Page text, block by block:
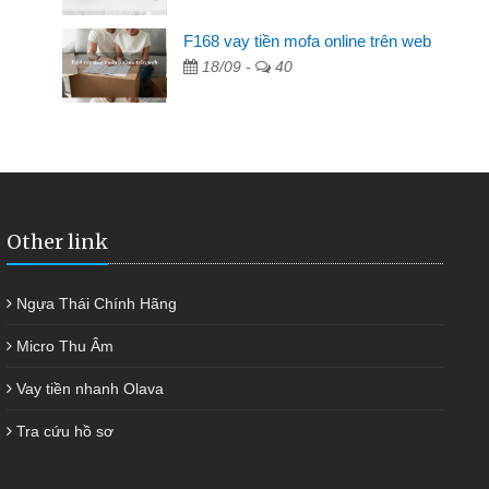
hàng không ai cho vay. Trong khi
quyết việc riêng, trong 1-2 ngày tôi trả
đã giúp tôi kịp thời và nhanh chóng
F168 vay tiền mofa online trên web
18/09 - 40
Other link
Ngựa Thái Chính Hãng
Micro Thu Âm
Vay tiền nhanh Olava
Tra cứu hồ sơ